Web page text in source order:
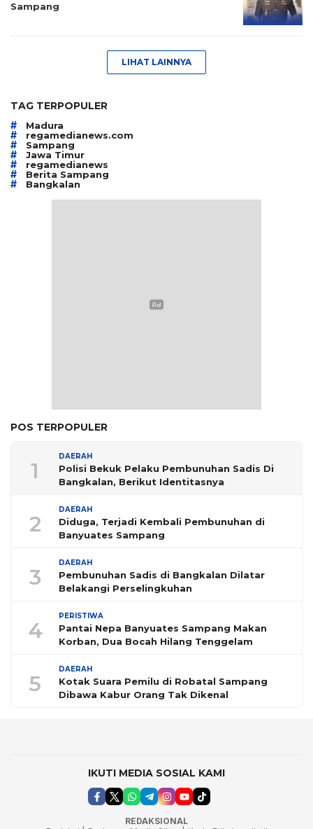
Sampang
LIHAT LAINNYA
TAG TERPOPULER
# Madura
# regamedianews.com
# Sampang
# Jawa Timur
# regamedianews
# Berita Sampang
# Bangkalan
POS TERPOPULER
1
DAERAH
Polisi Bekuk Pelaku Pembunuhan Sadis Di
Bangkalan, Berikut Identitasnya
2
DAERAH
Diduga, Terjadi Kembali Pembunuhan di
Banyuates Sampang
3
DAERAH
Pembunuhan Sadis di Bangkalan Dilatar
Belakangi Perselingkuhan
4
PERISTIWA
Pantai Nepa Banyuates Sampang Makan
Korban, Dua Bocah Hilang Tenggelam
5
DAERAH
Kotak Suara Pemilu di Robatal Sampang
Dibawa Kabur Orang Tak Dikenal
IKUTI MEDIA SOSIAL KAMI
REDAKSIONAL